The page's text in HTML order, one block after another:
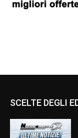
SCELTE DEGLI